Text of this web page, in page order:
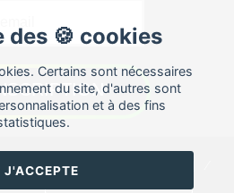
des 🍪 cookies
Certains sont nécessaires
du site, d'autres sont
et à des fins
pépette13